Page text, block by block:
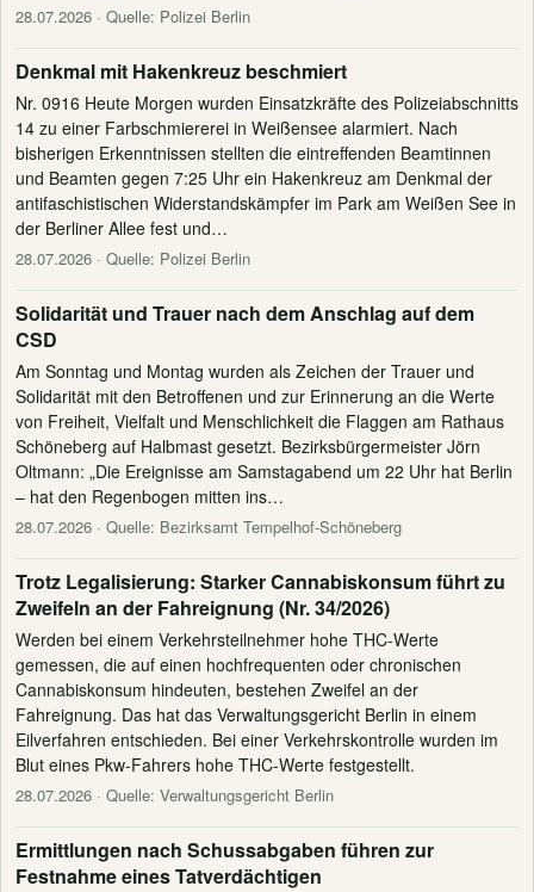
28.07.2026 · Quelle: Polizei Berlin
Denkmal mit Hakenkreuz beschmiert
Nr. 0916 Heute Morgen wurden Einsatzkräfte des Polizeiabschnitts
14 zu einer Farbschmiererei in Weißensee alarmiert. Nach
bisherigen Erkenntnissen stellten die eintreffenden Beamtinnen
und Beamten gegen 7:25 Uhr ein Hakenkreuz am Denkmal der
antifaschistischen Widerstandskämpfer im Park am Weißen See in
der Berliner Allee fest und…
28.07.2026 · Quelle: Polizei Berlin
Solidarität und Trauer nach dem Anschlag auf dem
CSD
Am Sonntag und Montag wurden als Zeichen der Trauer und
Solidarität mit den Betroffenen und zur Erinnerung an die Werte
von Freiheit, Vielfalt und Menschlichkeit die Flaggen am Rathaus
Schöneberg auf Halbmast gesetzt. Bezirksbürgermeister Jörn
Oltmann: „Die Ereignisse am Samstagabend um 22 Uhr hat Berlin
– hat den Regenbogen mitten ins…
28.07.2026 · Quelle: Bezirksamt Tempelhof-Schöneberg
Trotz Legalisierung: Starker Cannabiskonsum führt zu
Zweifeln an der Fahreignung (Nr. 34/2026)
Werden bei einem Verkehrsteilnehmer hohe THC-Werte
gemessen, die auf einen hochfrequenten oder chronischen
Cannabiskonsum hindeuten, bestehen Zweifel an der
Fahreignung. Das hat das Verwaltungsgericht Berlin in einem
Eilverfahren entschieden. Bei einer Verkehrskontrolle wurden im
Blut eines Pkw-Fahrers hohe THC-Werte festgestellt.
28.07.2026 · Quelle: Verwaltungsgericht Berlin
Ermittlungen nach Schussabgaben führen zur
Festnahme eines Tatverdächtigen